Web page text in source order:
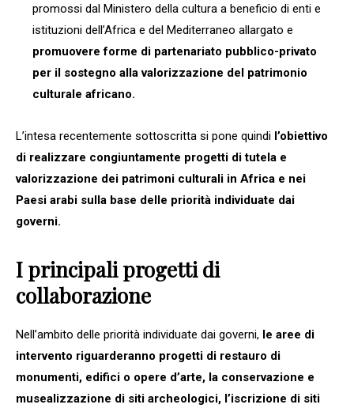
promossi dal Ministero della cultura a beneficio di enti e
istituzioni dell’Africa e del Mediterraneo allargato e
promuovere forme di partenariato pubblico-privato
per il sostegno alla valorizzazione del patrimonio
culturale africano.
L’intesa recentemente sottoscritta si pone quindi l’obiettivo
di realizzare congiuntamente progetti di tutela e
valorizzazione dei patrimoni culturali in Africa e nei
Paesi arabi sulla base delle priorità individuate dai
governi.
I principali progetti di
collaborazione
Nell’ambito delle priorità individuate dai governi, le aree di
intervento riguarderanno progetti di restauro di
monumenti, edifici o opere d’arte, la conservazione e
musealizzazione di siti archeologici, l’iscrizione di siti